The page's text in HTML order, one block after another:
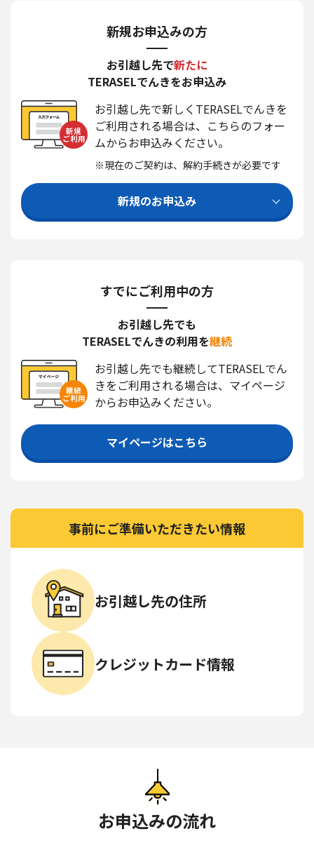
新規お申込みの方
お引越し先で新たに
TERASELでんきをお申込み
新規
ご利用
お引越し先で新しくTERASELでんきを
ご利用される場合は、こちらのフォー
ムからお申込みください。
※現在のご契約は、解約手続きが必要です
新規のお申込み
すでにご利用中の方
お引越し先でも
TERASELでんきの利用を継続
継続
ご利用
お引越し先でも継続してTERASELでん
きをご利用される場合は、マイページ
からお申込みください。
マイページはこちら
事前にご準備いただきたい情報
お引越し先の住所
クレジットカード情報
お申込みの流れ